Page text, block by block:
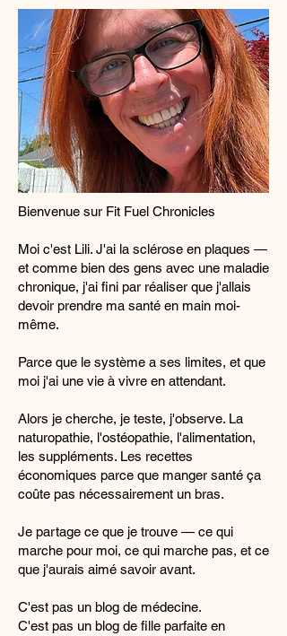
Bienvenue sur Fit Fuel Chronicles
Moi c'est Lili. J'ai la sclérose en plaques —
et comme bien des gens avec une maladie
chronique, j'ai fini par réaliser que j'allais
devoir prendre ma santé en main moi-
même.
Parce que le système a ses limites, et que
moi j'ai une vie à vivre en attendant.
Alors je cherche, je teste, j'observe. La
naturopathie, l'ostéopathie, l'alimentation,
les suppléments. Les recettes
économiques parce que manger santé ça
coûte pas nécessairement un bras.
Je partage ce que je trouve — ce qui
marche pour moi, ce qui marche pas, et ce
que j'aurais aimé savoir avant.
C'est pas un blog de médecine.
C'est pas un blog de fille parfaite en